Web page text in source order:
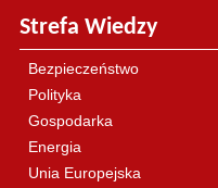
Strefa Wiedzy
Bezpieczeństwo
Polityka
Gospodarka
Energia
Unia Europejska